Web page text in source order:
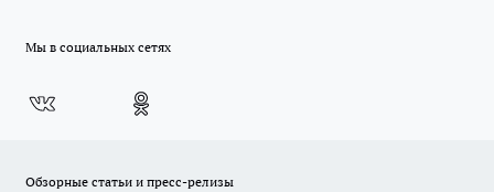
Мы в социальных сетях
Обзорные статьи и пресс-релизы